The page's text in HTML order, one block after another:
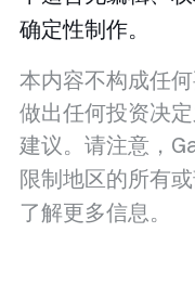
确定性制作。
本内容不构成任
做出任何投资决
建议。请注意，
限制地区的所有
了解更多信息。